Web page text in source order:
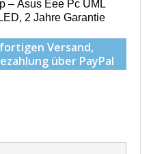
– Asus Eee Pc UML
2 Jahre Garantie
Versand,
über PayPal